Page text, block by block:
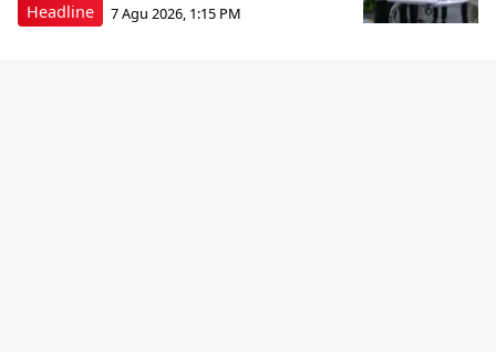
Headline 7 Agu 2026, 1:15 PM